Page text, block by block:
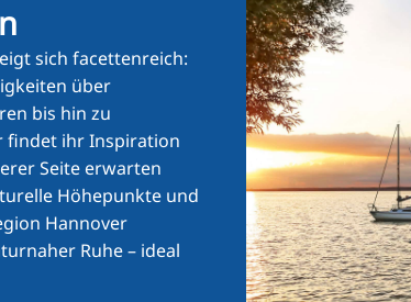
sich facettenreich:
über
bis hin zu
findet ihr Inspiration
Seite erwarten
Höhepunkte und
Hannover
Ruhe – ideal